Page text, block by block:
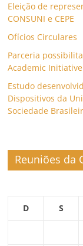
Eleição de
CONSUNI e CEPE
Ofícios Circulares
Parceria
Academic
Estudo
Dispositivos da
Sociedade
Reuniões da
D
S